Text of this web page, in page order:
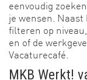
eenvoudig
je wensen.
filteren op
en of de
Vacaturecafé.
MKB Werkt!